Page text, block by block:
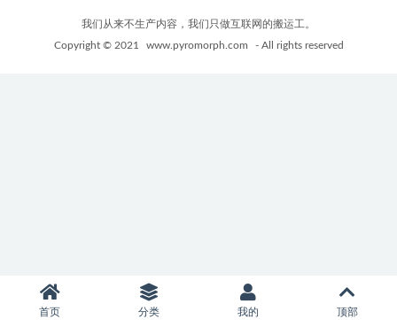
我们从来不生产内容，我们只做互联网的搬运工。
Copyright © 2021
www.pyromorph.com - All rights reserved
首页 分类 我的 顶部